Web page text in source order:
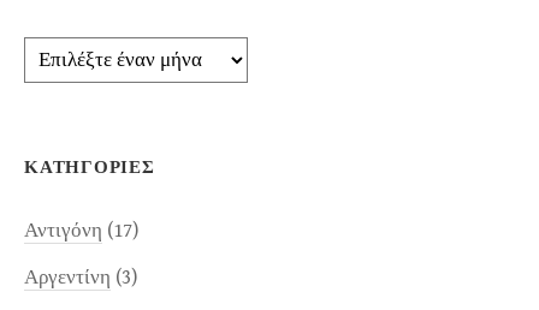
Αρχεία
ΚΑΤΗΓΟΡΊΕΣ
Αντιγόνη (17)
Αργεντίνη (3)